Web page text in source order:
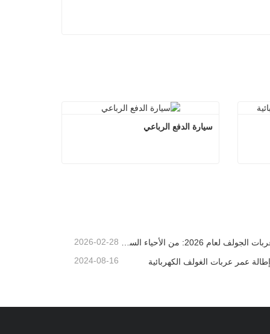
سيارة الدفع الرباعي
دليل عربات الجولف لعام 2026: من الأحياء السكنية إلى المنتجعات - كيف تختار المركبة متعددة الأغراض المناسبة؟ 2026-02-28
عمر عربات الغولف الكهربائية 2024-08-16